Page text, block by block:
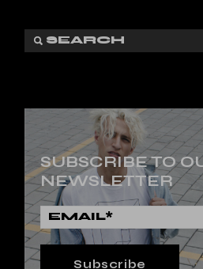
SUBSCRIBE TO
NEWSLETTER
Subscribe